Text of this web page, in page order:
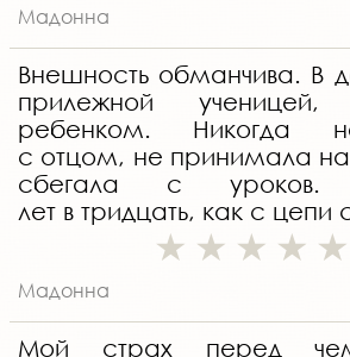
Мадонна
Внешность обманчива. В
прилежной ученицей,
ребенком. Никогда
с отцом, не принимала
сбегала с
лет в тридцать, как с цепи
Мадонна
Мой страх перед